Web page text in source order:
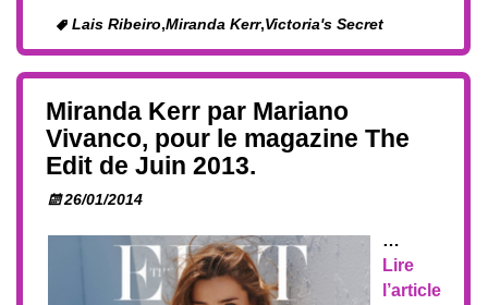
Lais Ribeiro,Miranda Kerr,Victoria's Secret
Miranda Kerr par Mariano
Vivanco, pour le magazine The
Edit de Juin 2013.
26/01/2014
…
Lire
l’article